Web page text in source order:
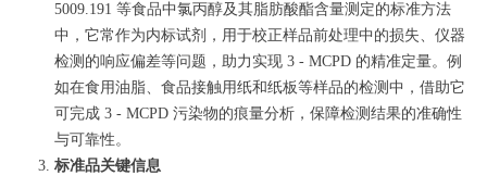
5009.191 等食品中氯丙醇及其脂肪酸酯含量测定的标准方法
中，它常作为内标试剂，用于校正样品前处理中的损失、仪器
检测的响应偏差等问题，助力实现 3 - MCPD 的精准定量。例
如在食用油脂、食品接触用纸和纸板等样品的检测中，借助它
可完成 3 - MCPD 污染物的痕量分析，保障检测结果的准确性
与可靠性。
标准品关键信息